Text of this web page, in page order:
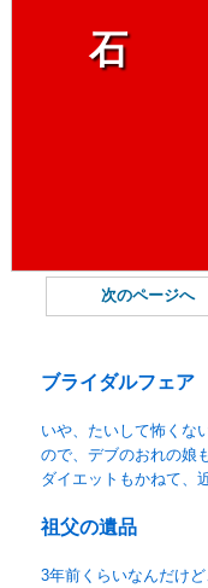
石
次のページへ
ブライダルフェア
いや、たいして怖くな
ので、デブのおれの娘
ダイエットもかねて、
祖父の遺品
3年前くらいなんだけ